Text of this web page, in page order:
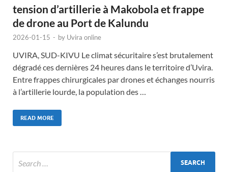
tension d’artillerie à Makobola et frappe
de drone au Port de Kalundu
2026-01-15 - by Uvira online
UVIRA, SUD-KIVU Le climat sécuritaire s’est brutalement
dégradé ces dernières 24 heures dans le territoire d’Uvira.
Entre frappes chirurgicales par drones et échanges nourris
à l’artillerie lourde, la population des …
READ MORE